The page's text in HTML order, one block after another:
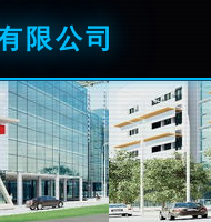
限公司